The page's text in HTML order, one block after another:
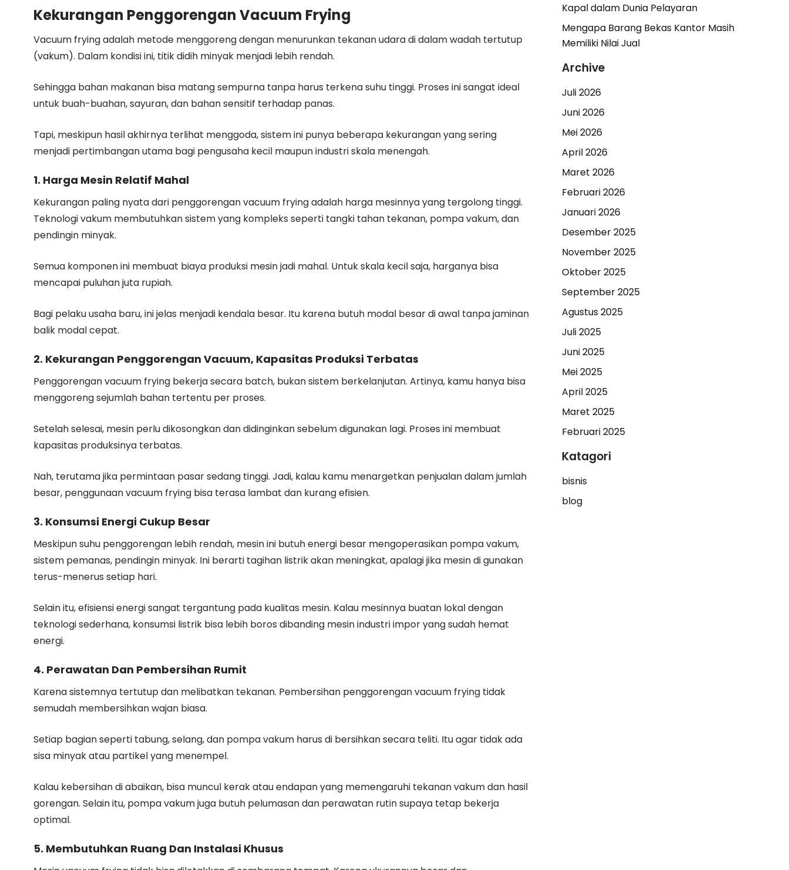
Kekurangan Penggorengan Vacuum Frying
Vacuum frying adalah metode menggoreng dengan menurunkan tekanan udara di dalam wadah tertutup
(vakum). Dalam kondisi ini, titik didih minyak menjadi lebih rendah.
Sehingga bahan makanan bisa matang sempurna tanpa harus terkena suhu tinggi. Proses ini sangat ideal
untuk buah-buahan, sayuran, dan bahan sensitif terhadap panas.
Tapi, meskipun hasil akhirnya terlihat menggoda, sistem ini punya beberapa kekurangan yang sering
menjadi pertimbangan utama bagi pengusaha kecil maupun industri skala menengah.
1. Harga Mesin Relatif Mahal
Kekurangan paling nyata dari penggorengan vacuum frying adalah harga mesinnya yang tergolong tinggi.
Teknologi vakum membutuhkan sistem yang kompleks seperti tangki tahan tekanan, pompa vakum, dan
pendingin minyak.
Semua komponen ini membuat biaya produksi mesin jadi mahal. Untuk skala kecil saja, harganya bisa
mencapai puluhan juta rupiah.
Bagi pelaku usaha baru, ini jelas menjadi kendala besar. Itu karena butuh modal besar di awal tanpa jaminan
balik modal cepat.
2. Kekurangan Penggorengan Vacuum, Kapasitas Produksi Terbatas
Penggorengan vacuum frying bekerja secara batch, bukan sistem berkelanjutan. Artinya, kamu hanya bisa
menggoreng sejumlah bahan tertentu per proses.
Setelah selesai, mesin perlu dikosongkan dan didinginkan sebelum digunakan lagi. Proses ini membuat
kapasitas produksinya terbatas.
Nah, terutama jika permintaan pasar sedang tinggi. Jadi, kalau kamu menargetkan penjualan dalam jumlah
besar, penggunaan vacuum frying bisa terasa lambat dan kurang efisien.
3. Konsumsi Energi Cukup Besar
Meskipun suhu penggorengan lebih rendah, mesin ini butuh energi besar mengoperasikan pompa vakum,
sistem pemanas, pendingin minyak. Ini berarti tagihan listrik akan meningkat, apalagi jika mesin di gunakan
terus-menerus setiap hari.
Selain itu, efisiensi energi sangat tergantung pada kualitas mesin. Kalau mesinnya buatan lokal dengan
teknologi sederhana, konsumsi listrik bisa lebih boros dibanding mesin industri impor yang sudah hemat
energi.
4. Perawatan Dan Pembersihan Rumit
Karena sistemnya tertutup dan melibatkan tekanan. Pembersihan penggorengan vacuum frying tidak
semudah membersihkan wajan biasa.
Setiap bagian seperti tabung, selang, dan pompa vakum harus di bersihkan secara teliti. Itu agar tidak ada
sisa minyak atau partikel yang menempel.
Kalau kebersihan di abaikan, bisa muncul kerak atau endapan yang memengaruhi tekanan vakum dan hasil
gorengan. Selain itu, pompa vakum juga butuh pelumasan dan perawatan rutin supaya tetap bekerja
optimal.
5. Membutuhkan Ruang Dan Instalasi Khusus
Kapal dalam Dunia Pelayaran
Mengapa Barang Bekas Kantor Masih
Memiliki Nilai Jual
Archive
Juli 2026
Juni 2026
Mei 2026
April 2026
Maret 2026
Februari 2026
Januari 2026
Desember 2025
November 2025
Oktober 2025
September 2025
Agustus 2025
Juli 2025
Juni 2025
Mei 2025
April 2025
Maret 2025
Februari 2025
Katagori
bisnis
blog